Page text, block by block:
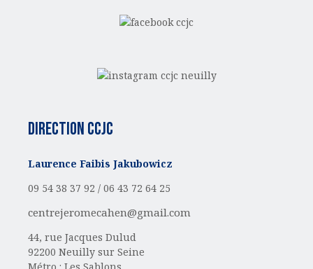
Direction CCJC
Laurence Faibis Jakubowicz
09 54 38 37 92 / 06 43 72 64 25
centrejeromecahen@gmail.com
44, rue Jacques Dulud
92200 Neuilly sur Seine